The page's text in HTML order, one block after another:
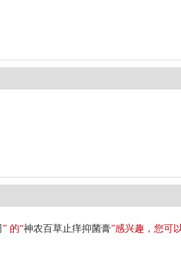
” 的“神农百草止痒抑菌膏”感兴趣，您可